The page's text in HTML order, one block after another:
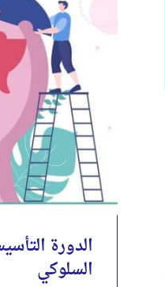
الدورة
السلوكي